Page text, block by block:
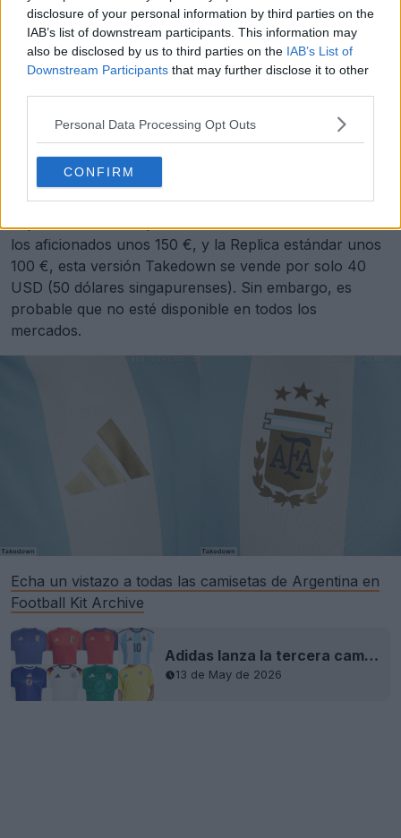
disclosure of your personal information by third parties on the
IAB’s list of downstream participants. This information may
also be disclosed by us to third parties on the IAB’s List of
Downstream Participants that may further disclose it to other
Personal Data Processing Opt Outs
CONFIRM
La única ventaja de esta camiseta «Fan» simplificada es
los aficionados unos 150 €, y la Replica estándar unos
100 €, esta versión Takedown se vende por solo 40
USD (50 dólares singapurenses). Sin embargo, es
probable que no esté disponible en todos los
mercados.
Echa un vistazo a todas las camisetas de Argentina en
Football Kit Archive
Adidas lanza la tercera camiseta de aficionado para el Mundial de 2026
13 de May de 2026